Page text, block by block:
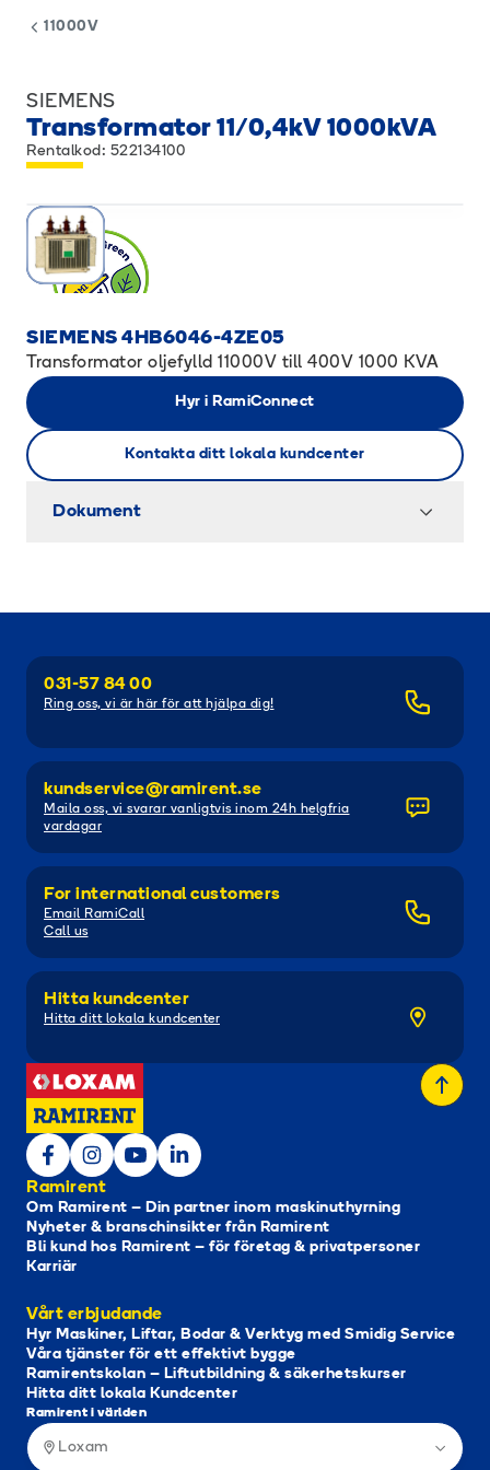
11000V
SIEMENS
Transformator 11/0,4kV 1000kVA
Rentalkod: 522134100
SIEMENS 4HB6046-4ZE05
Transformator oljefylld 11000V till 400V 1000 KVA
Hyr i RamiConnect
Kontakta ditt lokala kundcenter
Dokument
031-57 84 00
Ring oss, vi är här för att hjälpa dig!
kundservice@ramirent.se
Maila oss, vi svarar vanligtvis inom 24h helgfria
vardagar
For international customers
Email RamiCall
Call us
Hitta kundcenter
Hitta ditt lokala kundcenter
Ramirent
Om Ramirent – Din partner inom maskinuthyrning
Nyheter & branschinsikter från Ramirent
Bli kund hos Ramirent – för företag & privatpersoner
Karriär
Vårt erbjudande
Hyr Maskiner, Liftar, Bodar & Verktyg med Smidig Service
Våra tjänster för ett effektivt bygge
Ramirentskolan – Liftutbildning & säkerhetskurser
Hitta ditt lokala Kundcenter
Ramirent i världen
Loxam